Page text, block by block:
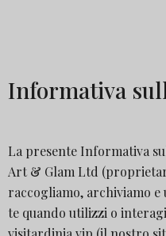
Informativa
La presente Informativa
Art & Glam Ltd
raccogliamo, archiviamo
te quando utilizzi o